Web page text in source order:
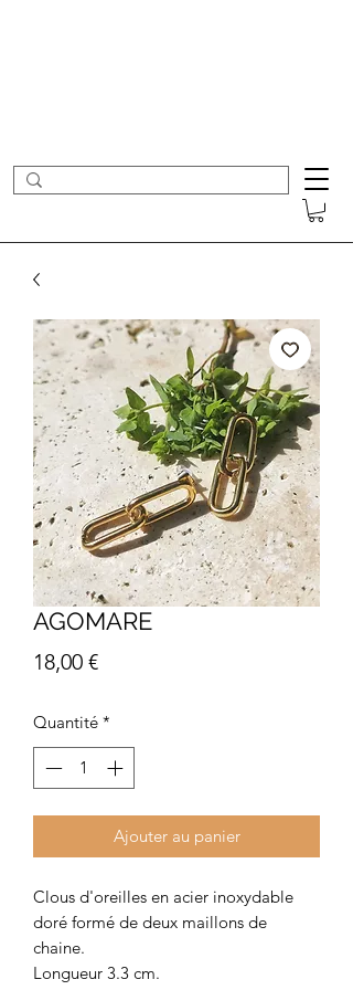
AGOMARE
18,00 €Prix
Quantité *
Ajouter au panier
Clous d'oreilles en acier inoxydable
doré formé de deux maillons de
chaine.
Longueur 3.3 cm.